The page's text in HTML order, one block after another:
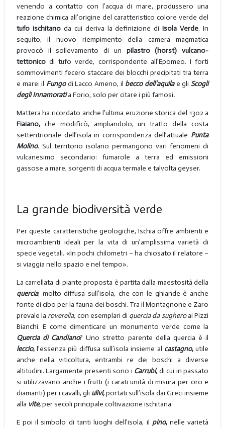
venendo a contatto con l’acqua di mare, produssero una
reazione chimica all’origine del caratteristico colore verde del
tufo ischitanoda cui deriva la definizione diIsola Verde. In
seguito, il nuovo riempimento della camera magmatica
provocò il sollevamento di un pilastro (horst) vulcano-
tettonicodi tufo verde, corrispondente all’Epomeo. I forti
sommovimenti fecero staccare dei blocchi precipitati tra terra
e mare: il Fungodi Lacco Ameno, il becco dell’aquilae gliScogli
degli Innamoratia Forio, solo per citare i più famosi.
Mattera ha ricordato anche l’ultima eruzione storica del 1302 a
Fiaiano, che modificò, ampliandolo, un tratto della costa
settentrionale dell’isola in corrispondenza dell’attuale Punta
Molino. Sul territorio isolano permangono vari fenomeni di
vulcanesimo secondario: fumarole a terra ed emissioni
gassose a mare, sorgenti di acqua termale e talvolta geyser.
La grande biodiversità verde
Per queste caratteristiche geologiche, Ischia offre ambienti e
microambienti ideali per la vita di un’amplissima varietà di
specie vegetali. «In pochi chilometri – ha chiosato il relatore –
si viaggia nello spazio e nel tempo».
La carrellata di piante proposta è partita dalla maestosità della
quercia, molto diffusa sull’isola, che con le ghiande è anche
fonte di cibo per la fauna dei boschi. Tra il Montagnone e Zaro
prevale la roverella, con esemplari di quercia da sugheroai Pizzi
Bianchi. E come dimenticare un monumento verde come la
Quercia di Candiano? Uno stretto parente della quercia è il
leccio,l’essenza più diffusa sull’isola insieme al castagno,utile
anche nella viticoltura, entrambi re dei boschi a diverse
altitudini. Largamente presenti sono i Carrubi, di cui in passato
si utilizzavano anche i frutti (i carati unità di misura per oro e
diamanti) per i cavalli, gli ulivi,portati sull’isola dai Greci insieme
alla vite,per secoli principale coltivazione ischitana.
E poi il simbolo di tanti luoghi dell’isola, il pino, nelle varietà